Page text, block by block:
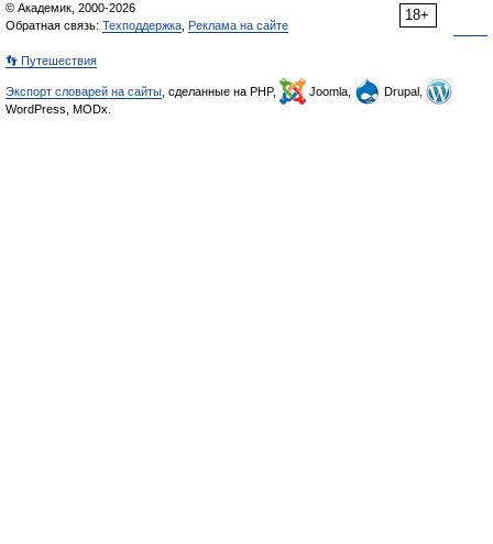
18+
© Академик, 2000-2026
Обратная связь: Техподдержка Реклама на сайте
👣 Путешествия
Экспорт словарей на сайты , сделанные на PHP, Joomla,
Drupal,
WordPress, MODx.